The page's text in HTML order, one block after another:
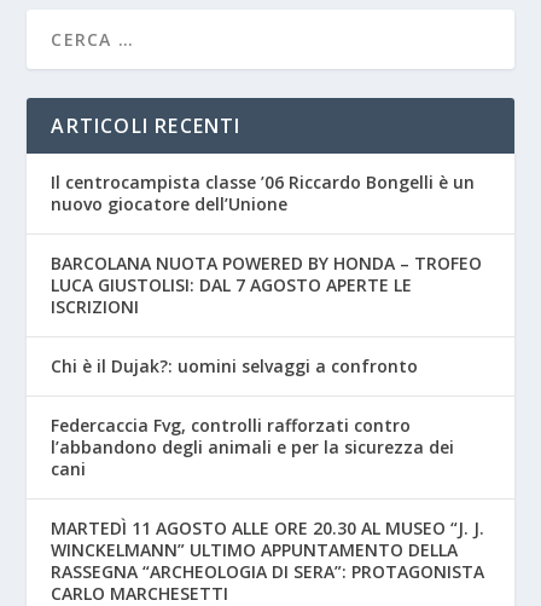
ARTICOLI RECENTI
Il centrocampista classe ’06 Riccardo Bongelli è un
nuovo giocatore dell’Unione
BARCOLANA NUOTA POWERED BY HONDA – TROFEO
LUCA GIUSTOLISI: DAL 7 AGOSTO APERTE LE
ISCRIZIONI
Chi è il Dujak?: uomini selvaggi a confronto
Federcaccia Fvg, controlli rafforzati contro
l’abbandono degli animali e per la sicurezza dei
cani
MARTEDÌ 11 AGOSTO ALLE ORE 20.30 AL MUSEO “J. J.
WINCKELMANN” ULTIMO APPUNTAMENTO DELLA
RASSEGNA “ARCHEOLOGIA DI SERA”: PROTAGONISTA
CARLO MARCHESETTI